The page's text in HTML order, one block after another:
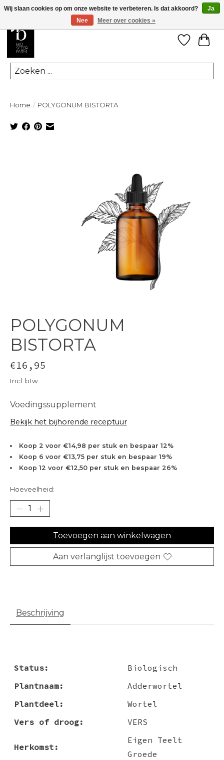
Zoeken
Home / POLYGONUM BISTORTA
POLYGONUM
BISTORTA
€16,95
Incl. btw
Voedingssupplement
Bekijk het bijhorende receptuur
Koop 2 voor €14,98 per stuk en bespaar 12%
Koop 6 voor €13,75 per stuk en bespaar 19%
Koop 12 voor €12,50 per stuk en bespaar 26%
Hoeveelheid:
Toevoegen aan winkelwagen
Aan verlanglijst toevoegen
Beschrijving
Status:
Biologisch
Plantnaam:
Adderwortel
Plantdeel:
Wortel
Vers of droog:
VERS
Herkomst:
Eigen Teelt
Groede
Wij slaan cookies op om onze website te verbeteren. Is dat akkoord?
Ja
Nee
Meer over cookies »